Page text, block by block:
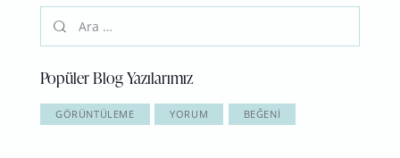
Popüler Blog Yazılarımız
GÖRÜNTÜLEME YORUM BEĞENI